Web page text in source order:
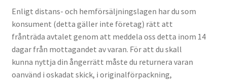
Enligt distans- och hemförsäljningslagen har du som
konsument (detta gäller inte företag) rätt att
frånträda avtalet genom att meddela oss detta inom 14
dagar från mottagandet av varan. För att du skall
kunna nyttja din ångerrätt måste du returnera varan
oanvänd i oskadat skick, i originalförpackning,